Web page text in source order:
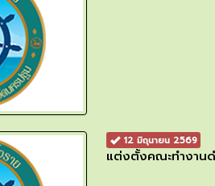
12 มิถุนายน 2569
แต่งตั้งคณะทำงาน